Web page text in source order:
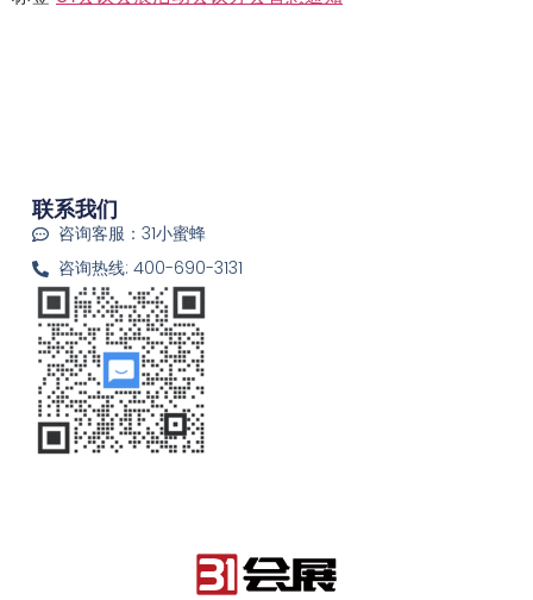
联系我们
咨询客服：31小蜜蜂
咨询热线: 400-690-3131